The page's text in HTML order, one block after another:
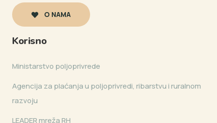
O NAMA
Korisno
Ministarstvo poljoprivrede
Agencija za plaćanja u poljoprivredi, ribarstvu i ruralnom
razvoju
LEADER mreža RH